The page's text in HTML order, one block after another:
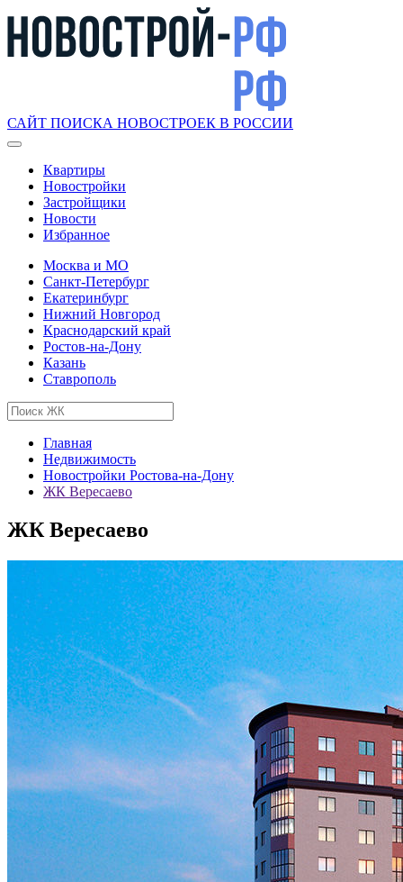
САЙТ ПОИСКА НОВОСТРОЕК В РОССИИ
Квартиры
Новостройки
Застройщики
Новости
Избранное
Москва и МО
Санкт-Петербург
Екатеринбург
Нижний Новгород
Краснодарский край
Ростов-на-Дону
Казань
Ставрополь
Главная
Недвижимость
Новостройки Ростова-на-Дону
ЖК Вересаево
ЖК Вересаево